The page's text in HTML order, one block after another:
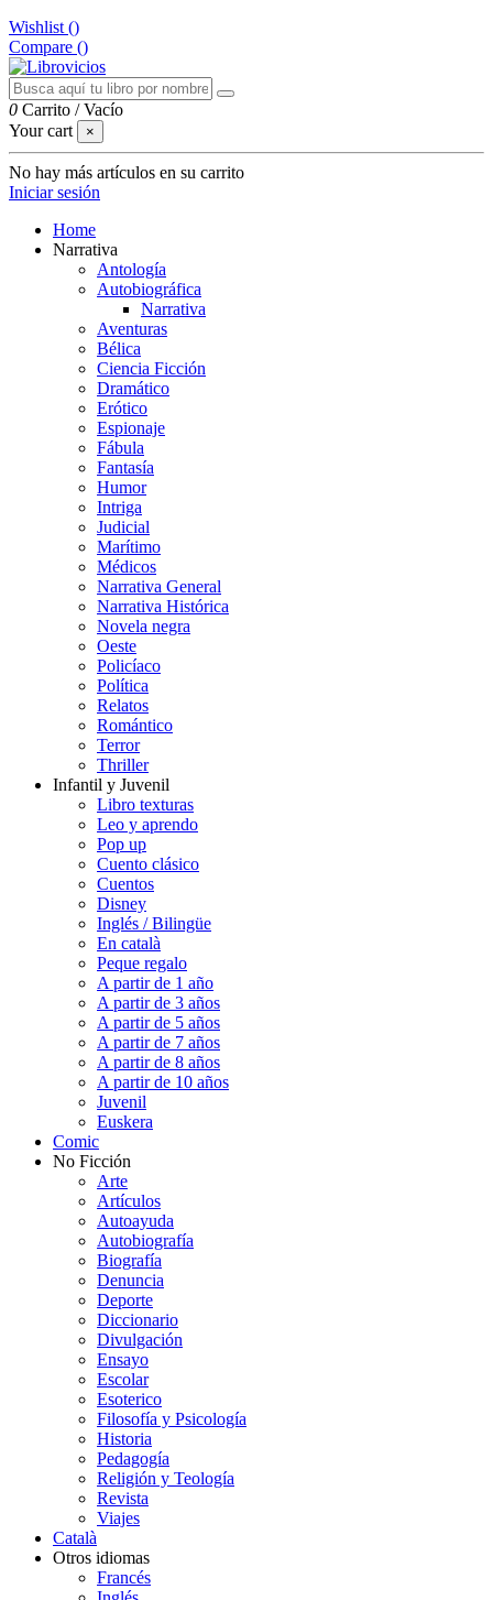
Wishlist ()
Compare ()
0 Carrito /Vacío
Your cart
×
No hay más artículos en su carrito
Iniciar sesión
Home
Narrativa
Antología
Autobiográfica
Narrativa
Aventuras
Bélica
Ciencia Ficción
Dramático
Erótico
Espionaje
Fábula
Fantasía
Humor
Intriga
Judicial
Marítimo
Médicos
Narrativa General
Narrativa Histórica
Novela negra
Oeste
Policíaco
Política
Relatos
Romántico
Terror
Thriller
Infantil y Juvenil
Libro texturas
Leo y aprendo
Pop up
Cuento clásico
Cuentos
Disney
Inglés / Bilingüe
En català
Peque regalo
A partir de 1 año
A partir de 3 años
A partir de 5 años
A partir de 7 años
A partir de 8 años
A partir de 10 años
Juvenil
Euskera
Comic
No Ficción
Arte
Artículos
Autoayuda
Autobiografía
Biografía
Denuncia
Deporte
Diccionario
Divulgación
Ensayo
Escolar
Esoterico
Filosofía y Psicología
Historia
Pedagogía
Religión y Teología
Revista
Viajes
Català
Otros idiomas
Francés